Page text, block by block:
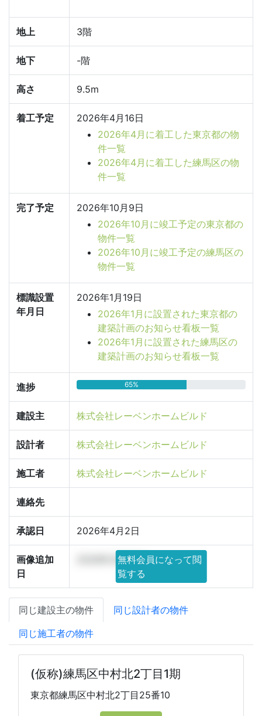
地上 3階
地下 -階
高さ 9.5m
着工予定
2026年4月16日
2026年4月に着工した東京都の物
件一覧
2026年4月に着工した練馬区の物
件一覧
完了予定
2026年10月9日
2026年10月に竣工予定の東京都の
物件一覧
2026年10月に竣工予定の練馬区の
物件一覧
標識設置
年月日
2026年1月19日
2026年1月に設置された東京都の
建築計画のお知らせ看板一覧
2026年1月に設置された練馬区の
建築計画のお知らせ看板一覧
進捗 65%
建設主 株式会社レーベンホームビルド
設計者 株式会社レーベンホームビルド
施工者 株式会社レーベンホームビルド
連絡先
承認日 2026年4月2日
画像追加
日
2026年3月25日無料会員になって閲
覧する
同じ建設主の物件
同じ設計者の物件
同じ施工者の物件
(仮称)練馬区中村北2丁目1期
東京都練馬区中村北2丁目25番10